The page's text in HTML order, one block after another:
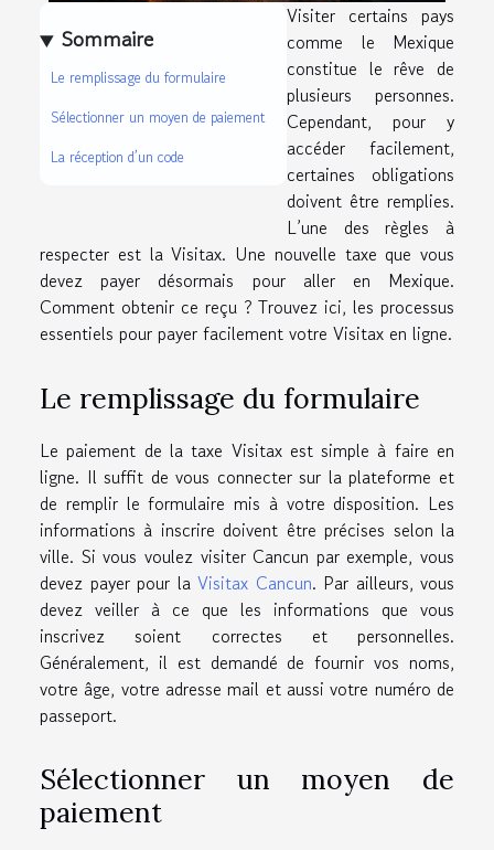
Sommaire
Le remplissage du formulaire
Sélectionner un moyen de paiement
La réception d’un code
Visiter certains pays
comme le Mexique
constitue le rêve de
plusieurs personnes.
Cependant, pour y
accéder facilement,
certaines obligations
doivent être remplies.
L’une des règles à
respecter est la Visitax. Une nouvelle taxe que vous
devez payer désormais pour aller en Mexique.
Comment obtenir ce reçu ? Trouvez ici, les processus
essentiels pour payer facilement votre Visitax en ligne.
Le remplissage du formulaire
Le paiement de la taxe Visitax est simple à faire en
ligne. Il suffit de vous connecter sur la plateforme et
de remplir le formulaire mis à votre disposition. Les
informations à inscrire doivent être précises selon la
ville. Si vous voulez visiter Cancun par exemple, vous
devez payer pour la Visitax Cancun. Par ailleurs, vous
devez veiller à ce que les informations que vous
inscrivez soient correctes et personnelles.
Généralement, il est demandé de fournir vos noms,
votre âge, votre adresse mail et aussi votre numéro de
passeport.
Sélectionner un moyen de
paiement